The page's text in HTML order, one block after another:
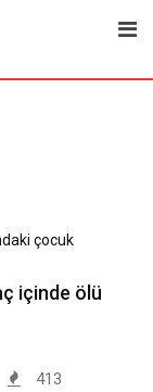
çocuk
içinde ölü
413